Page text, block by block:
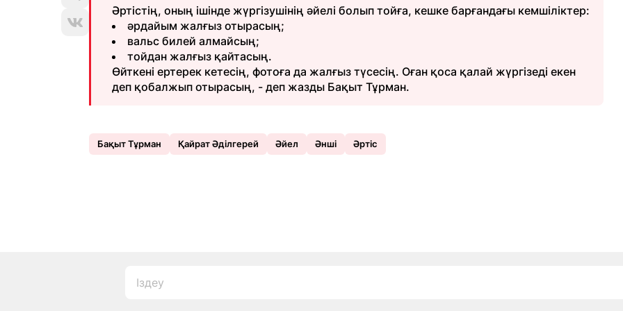
Әртістің, оның ішінде жүргізушінің әйелі болып тойға, кешке барғандағы кемшіліктер:
әрдайым жалғыз отырасың;
вальс билей алмайсың;
тойдан жалғыз қайтасың.
Өйткені ертерек кетесің, фотоға да жалғыз түсесің. Оған қоса қалай жүргізеді екен
деп қобалжып отырасың, - деп жазды Бақыт Тұрман.
Бақыт Тұрман Қайрат Әділгерей Әйел Әнші Әртіс